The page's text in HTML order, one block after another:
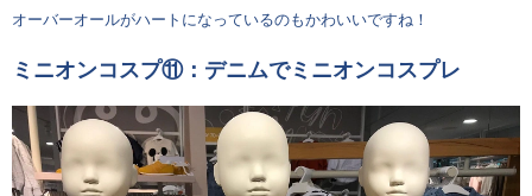
オーバーオールがハートになっているのもかわいいですね！
ミニオンコスプ⑪：デニムでミニオンコスプレ